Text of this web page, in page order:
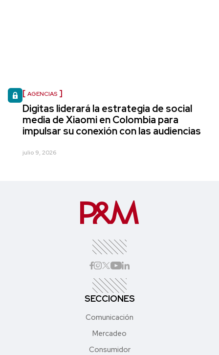
AGENCIAS
Digitas liderará la estrategia de social
media de Xiaomi en Colombia para
impulsar su conexión con las audiencias
julio 9, 2026
SECCIONES
Comunicación
Mercadeo
Consumidor